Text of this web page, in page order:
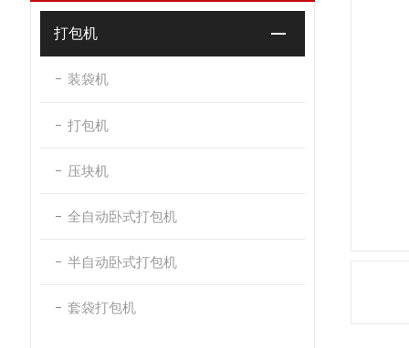
打包机
装袋机
打包机
压块机
全自动卧式打包机
半自动卧式打包机
套袋打包机